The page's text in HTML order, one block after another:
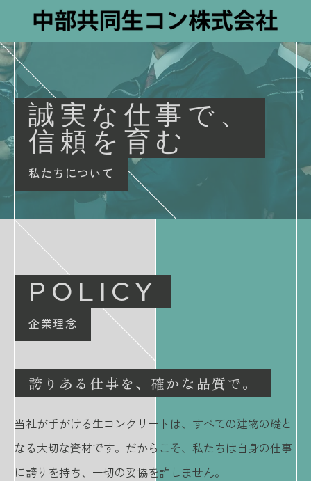
誠実な仕事で、
信頼を育む
私たちについて
POLICY
企業理念
誇りある仕事を、確かな品質で。
当社が手がける生コンクリートは、すべての建物の礎と
なる大切な資材です。だからこそ、私たちは自身の仕事
に誇りを持ち、一切の妥協を許しません。